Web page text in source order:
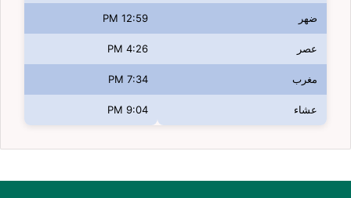
ضهر 12:59 PM
عصر 4:26 PM
مغرب 7:34 PM
عشاء 9:04 PM